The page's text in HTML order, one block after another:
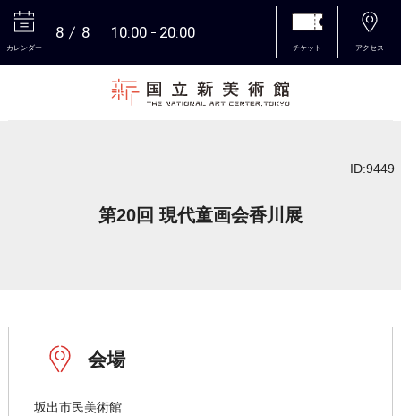
カレンダー
8 8 10:00 20:00
チケット アクセス
ID:9449
第20回 現代童画会香川展
会場
坂出市民美術館